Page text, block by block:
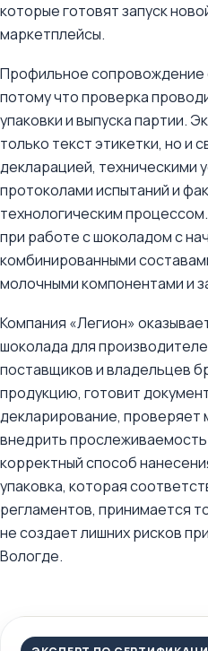
которые готовят запуск
маркетплейсы.
Профильное сопровождение
потому что проверка
упаковки и выпуска партии.
только текст этикетки, но и
декларацией, техническими
протоколами испытаний и
технологическим
при работе с шоколадом с
комбинированными
молочными компонентами и
Компания «Легион»
шоколада для
поставщиков и владельцев
продукцию, готовит
декларирование, проверяет
внедрить
корректный способ
упаковка, которая
регламентов, принимается
не создает лишних рисков
Вологде.